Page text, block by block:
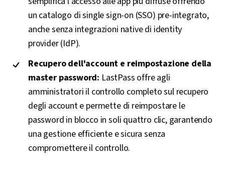
un catalogo di single sign-on (SSO) pre-integrato,
anche senza integrazioni native di identity
provider (IdP).
Recupero dell'account e reimpostazione della
master password: LastPass offre agli
amministratori il controllo completo sul recupero
degli account e permette di reimpostare le
password in blocco in soli quattro clic, garantendo
una gestione efficiente e sicura senza
compromettere il controllo.